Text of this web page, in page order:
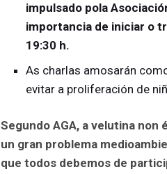
impulsado pola
importancia de iniciar o
19:30 h.
As charlas amosarán
evitar a proliferación de
Segundo AGA, a velutina
un gran problema
que todos debemos de